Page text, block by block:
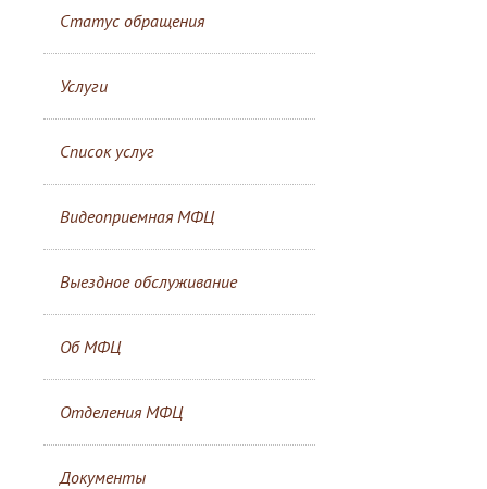
Статус обращения
Услуги
Список услуг
Видеоприемная МФЦ
Выездное обслуживание
Об МФЦ
Отделения МФЦ
Документы